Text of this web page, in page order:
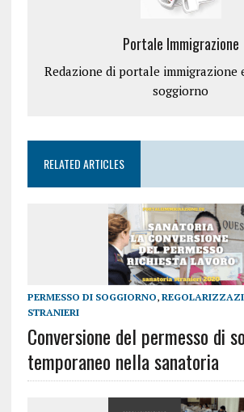
Portale Immigrazione
Redazione di portale immigrazione
soggiorno
RELATED ARTICLES
PERMESSO DI SOGGIORNO,
STRANIERI
Conversione del permesso di
temporaneo nella sanatoria